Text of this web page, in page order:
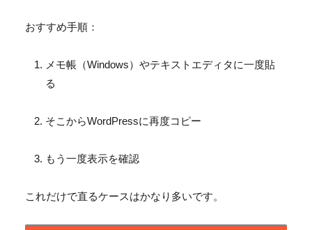
おすすめ手順：
メモ帳（Windows）やテキストエディタに一度貼
る
そこからWordPressに再度コピー
もう一度表示を確認
これだけで直るケースはかなり多いです。